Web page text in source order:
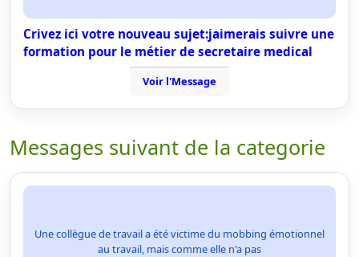
Crivez ici votre nouveau sujet:jaimerais suivre une
formation pour le métier de secretaire medical
Voir l'Message
Messages suivant de la categorie
Une collègue de travail a été victime du mobbing émotionnel
au travail, mais comme elle n'a pas